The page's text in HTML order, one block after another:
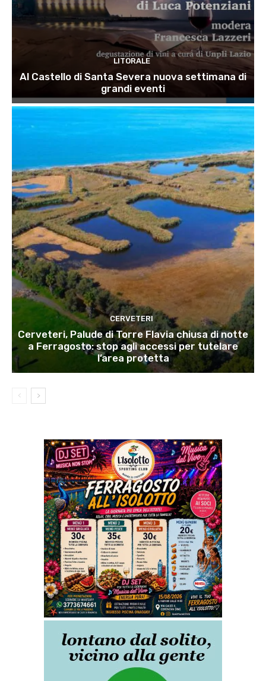
LITORALE
Al Castello di Santa Severa nuova settimana di
grandi eventi
CERVETERI
Cerveteri, Palude di Torre Flavia chiusa di notte
a Ferragosto: stop agli accessi per tutelare
l’area protetta